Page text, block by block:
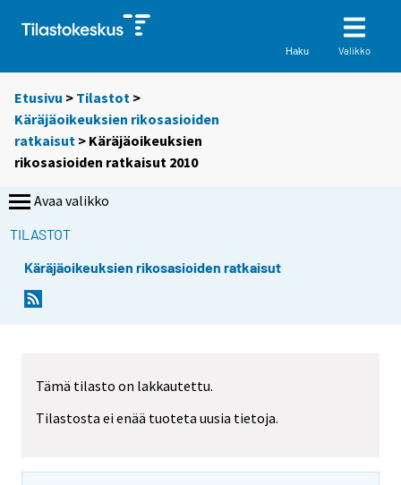
Haku Valikko
Etusivu > Tilastot >
Käräjäoikeuksien rikosasioiden
ratkaisut > Käräjäoikeuksien
rikosasioiden ratkaisut 2010
Avaa valikko
TILASTOT
Käräjäoikeuksien rikosasioiden ratkaisut
Tämä tilasto on lakkautettu.
Tilastosta ei enää tuoteta uusia tietoja.